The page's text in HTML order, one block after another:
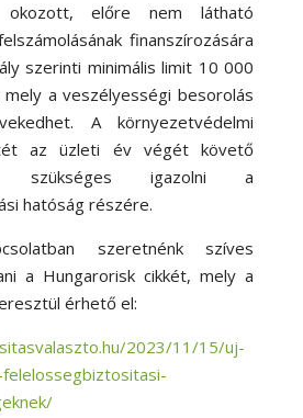
okozott, előre nem látható
finanszírozására
szerinti minimális limit 10 000
a veszélyességi besorolás
A környezetvédelmi
az üzleti év végét követő
szükséges igazolni a
hatóság részére.
szeretnénk szíves
a Hungarorisk cikkét, mely a
érhető el:
2023/11/15/uj-